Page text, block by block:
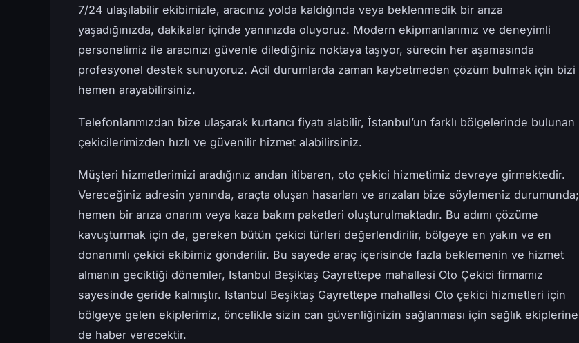
7/24 ulaşılabilir ekibimizle, aracınız yolda kaldığında veya beklenmedik bir arıza
yaşadığınızda, dakikalar içinde yanınızda oluyoruz. Modern ekipmanlarımız ve deneyimli
personelimiz ile aracınızı güvenle dilediğiniz noktaya taşıyor, sürecin her aşamasında
profesyonel destek sunuyoruz. Acil durumlarda zaman kaybetmeden çözüm bulmak için bizi
hemen arayabilirsiniz.
Telefonlarımızdan bize ulaşarak kurtarıcı fiyatı alabilir, İstanbul’un farklı bölgelerinde bulunan
çekicilerimizden hızlı ve güvenilir hizmet alabilirsiniz.
Müşteri hizmetlerimizi aradığınız andan itibaren, oto çekici hizmetimiz devreye girmektedir.
Vereceğiniz adresin yanında, araçta oluşan hasarları ve arızaları bize söylemeniz durumunda;
hemen bir arıza onarım veya kaza bakım paketleri oluşturulmaktadır. Bu adımı çözüme
kavuşturmak için de, gereken bütün çekici türleri değerlendirilir, bölgeye en yakın ve en
donanımlı çekici ekibimiz gönderilir. Bu sayede araç içerisinde fazla beklemenin ve hizmet
almanın geciktiği dönemler, Istanbul Beşiktaş Gayrettepe mahallesi Oto Çekici firmamız
sayesinde geride kalmıştır. Istanbul Beşiktaş Gayrettepe mahallesi Oto çekici hizmetleri için
bölgeye gelen ekiplerimiz, öncelikle sizin can güvenliğinizin sağlanması için sağlık ekiplerine
de haber verecektir.